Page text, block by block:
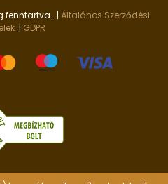
fenntartva. | Általános Szerződési
| GDPR